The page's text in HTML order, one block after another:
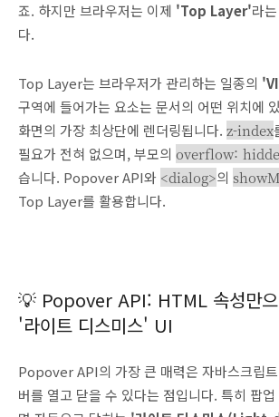
죠. 하지만 브라우저는 이제 'Top Layer'라
다.
Top Layer는 브라우저가 관리하는 일종의
구역에 들어가는 요소는 문서의 어떤 위치에
화면의 가장 최상단에 렌더링됩니다. z-index
필요가 전혀 없으며, 부모의 overflow:
습니다. Popover API와 <dialog>의
Top Layer를 활용합니다.
💡 Popover API: HTML 속성만으
'라이트 디스미스' UI
Popover API의 가장 큰 매력은 자바스크립
버를 열고 닫을 수 있다는 점입니다. 특히 팝